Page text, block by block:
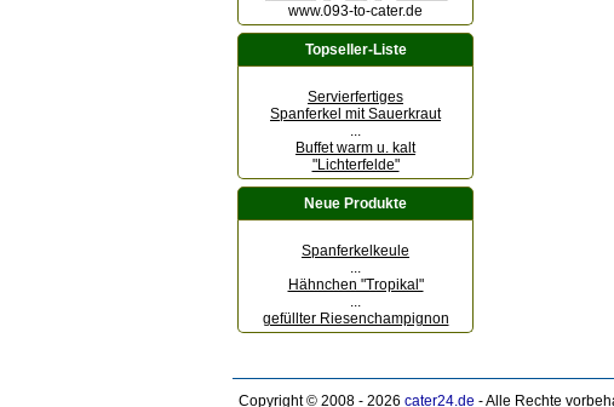
www.093-to-cater.de
Topseller-Liste
Servierfertiges
Spanferkel mit Sauerkraut
...
Buffet warm u. kalt
"Lichterfelde"
Neue Produkte
Spanferkelkeule
...
Hähnchen "Tropikal"
...
gefüllter Riesenchampignon
Copyright © 2008 - 2026 cater24.de - Alle Rechte